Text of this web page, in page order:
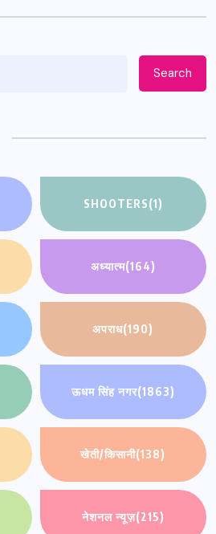
Search
SHOOTERS(1)
अध्यात्म(164)
अपराध(190)
ऊधम सिंह नगर(1863)
खेती/किसानी(138)
नेशनल न्यूज़(215)